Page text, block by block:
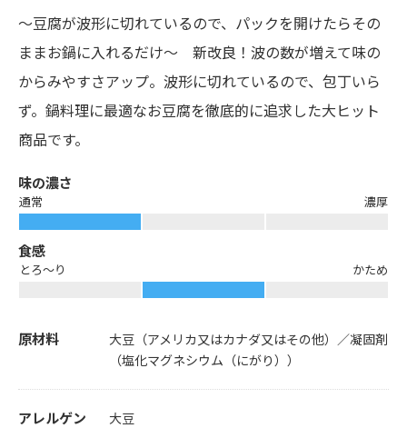
～豆腐が波形に切れているので、パックを開けたらその
ままお鍋に入れるだけ～ 新改良！波の数が増えて味の
からみやすさアップ。波形に切れているので、包丁いら
ず。鍋料理に最適なお豆腐を徹底的に追求した大ヒット
商品です。
味の濃さ
通常 濃厚
食感
とろ〜り かため
原材料
大豆（アメリカ又はカナダ又はその他）／凝固剤
（塩化マグネシウム（にがり））
アレルゲン 大豆